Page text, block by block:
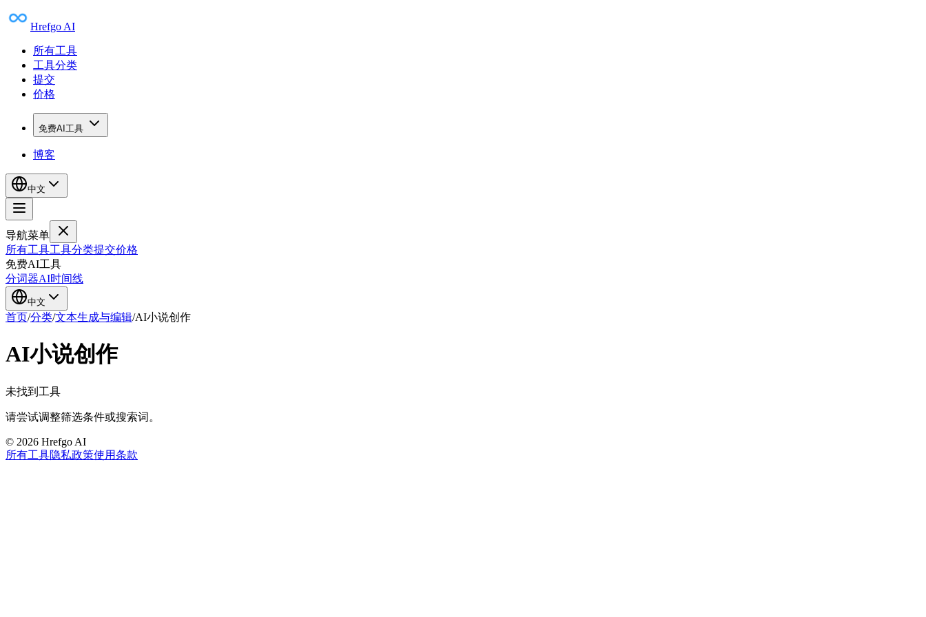
Hrefgo AI
所有工具
工具分类
提交
价格
免费AI工具
博客
中文
导航菜单
所有工具工具分类提交价格
免费AI工具
分词器AI时间线
中文
首页/分类/文本生成与编辑/AI小说创作
AI小说创作
未找到工具
请尝试调整筛选条件或搜索词。
© 2026 Hrefgo AI
所有工具隐私政策使用条款